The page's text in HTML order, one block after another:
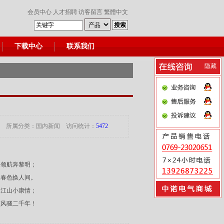
会员中心 人才招聘 访客留言 繁體中文
下载中心 联系我们
所属分类： 国内新闻 访问统计： 5472
航奔黎明；
色换人间。
山小康情；
骚二千年！
隐藏